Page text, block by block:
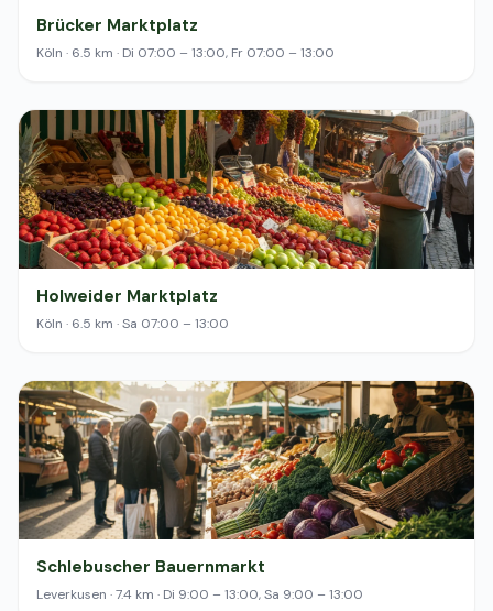
Brücker Marktplatz
Köln · 6.5 km · Di 07:00 – 13:00, Fr 07:00 – 13:00
Holweider Marktplatz
Köln · 6.5 km · Sa 07:00 – 13:00
Schlebuscher Bauernmarkt
Leverkusen · 7.4 km · Di 9:00 – 13:00, Sa 9:00 – 13:00